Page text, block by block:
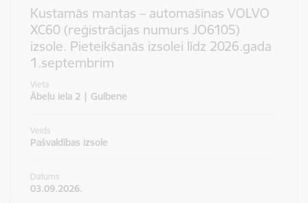
Kustamās mantas – automašīnas VOLVO
XC60 (reģistrācijas numurs JO6105)
izsole. Pieteikšanās izsolei līdz 2026.gada
1.septembrim
Vieta
Ābeļu iela 2 | Gulbene
Veids
Pašvaldības izsole
Datums
03.09.2026.